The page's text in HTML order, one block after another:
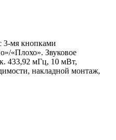
3-мя кнопками
«Плохо». Звуковое
433,92 мГц, 10 мВт,
накладной монтаж,